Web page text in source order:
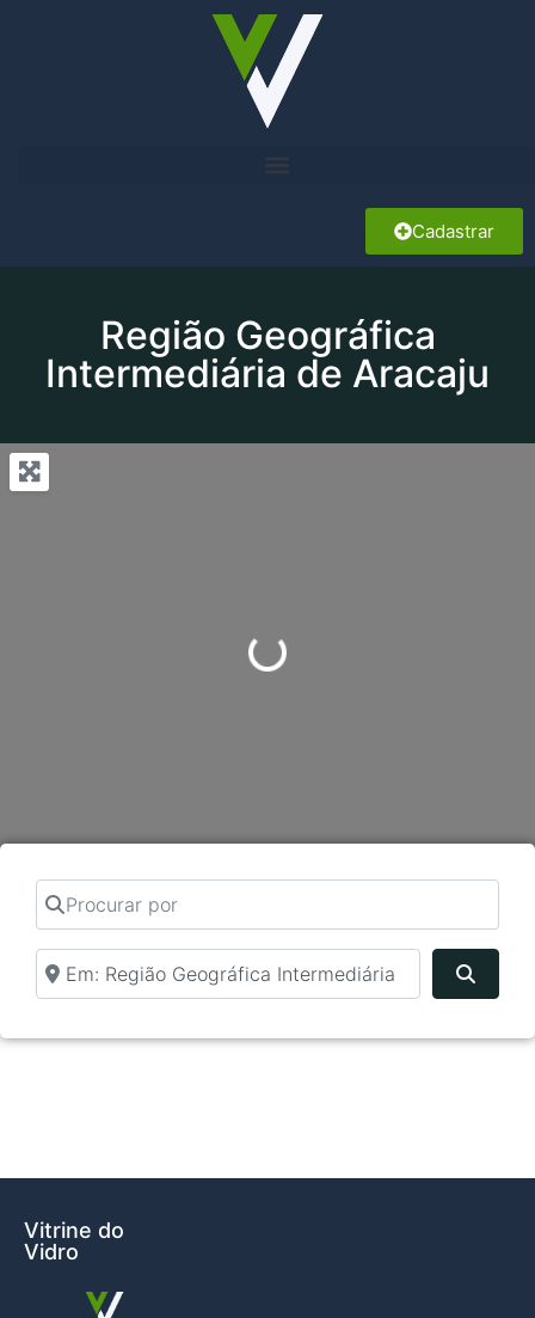
Cadastrar
Região Geográfica
Intermediária de Aracaju
Carregando...
Procurar por
Perto de
Vitrine do
Vidro